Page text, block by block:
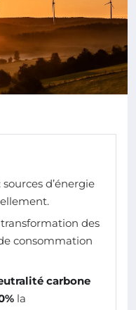
: sources d’énergie
transformation des
consommation
carbone
la